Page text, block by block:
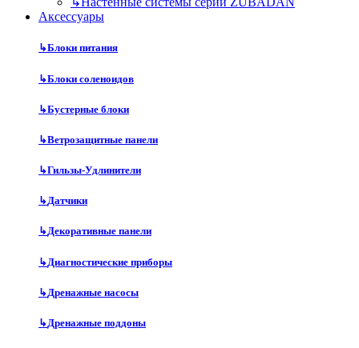
Аксесcуары
↳Блоки питания
↳Блоки соленоидов
↳Бустерные блоки
↳Ветрозащитные панели
↳Гильзы-Удлинители
↳Датчики
↳Декоративные панели
↳Диагностические приборы
↳Дренажные насосы
↳Дренажные поддоны